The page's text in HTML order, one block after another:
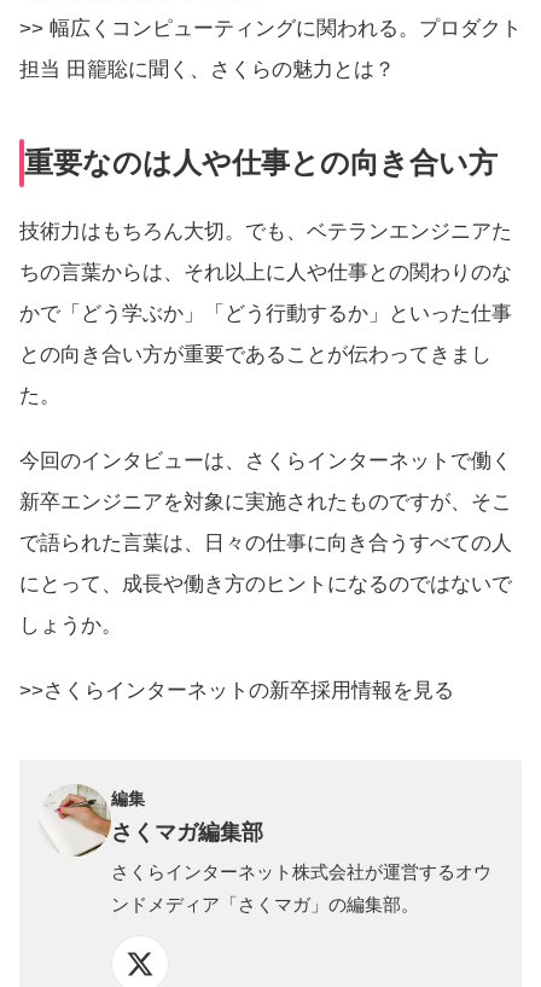
>> 幅広くコンピューティングに関われる。プロダクト
担当 田籠聡に聞く、さくらの魅力とは？
重要なのは人や仕事との向き合い方
技術力はもちろん大切。でも、ベテランエンジニアた
ちの言葉からは、それ以上に人や仕事との関わりのな
かで「どう学ぶか」「どう行動するか」といった仕事
との向き合い方が重要であることが伝わってきまし
た。
今回のインタビューは、さくらインターネットで働く
新卒エンジニアを対象に実施されたものですが、そこ
で語られた言葉は、日々の仕事に向き合うすべての人
にとって、成長や働き方のヒントになるのではないで
しょうか。
>>さくらインターネットの新卒採用情報を見る
編集
さくマガ編集部
さくらインターネット株式会社が運営するオウ
ンドメディア「さくマガ」の編集部。